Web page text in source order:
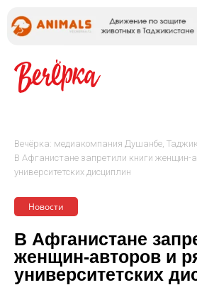
Вечёрка: медиакомпания Душанбе,
В Афганистане запретили книги женщин-
университетских дисциплин
Новости
В Афганистане
женщин-авторов и
университетских